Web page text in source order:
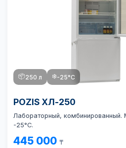
📦250 л ❄️-25°C
POZIS ХЛ-250
Лабораторный,
-25°C.
445 000 ₸